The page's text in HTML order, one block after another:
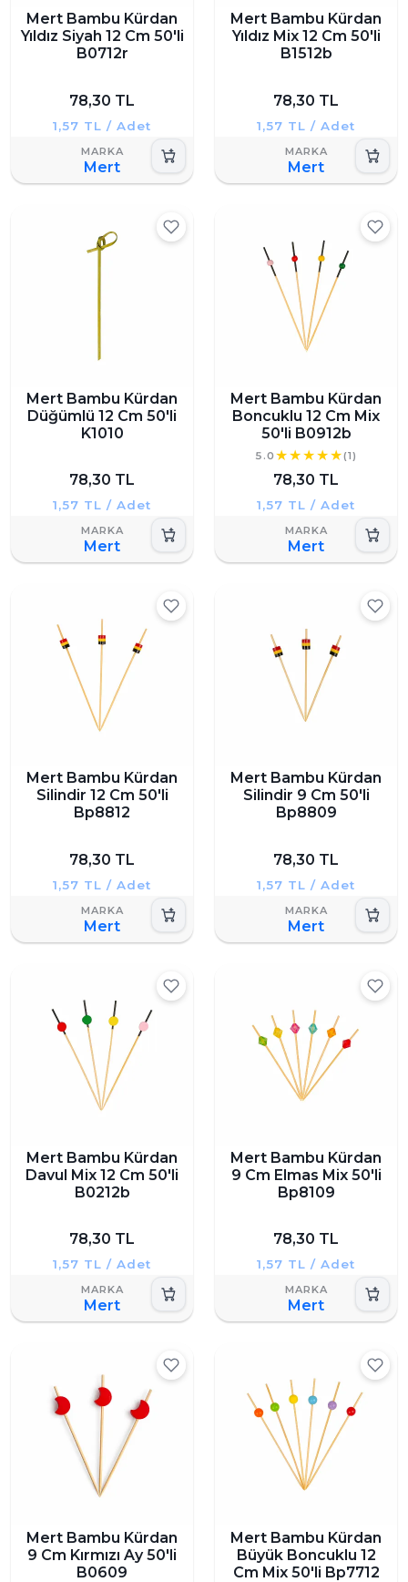
Mert Bambu Kürdan
Yıldız Siyah 12 Cm 50'li
B0712r
78,30 TL
1,57 TL / Adet
Mert
Mert Bambu Kürdan
Yıldız Mix 12 Cm 50'li
B1512b
78,30 TL
1,57 TL / Adet
Mert
Mert Bambu Kürdan
Düğümlü 12 Cm 50'li
K1010
78,30 TL
1,57 TL / Adet
Mert
Mert Bambu Kürdan
Boncuklu 12 Cm Mix
50'li B0912b
5.0 (1)
78,30 TL
1,57 TL / Adet
Mert
Mert Bambu Kürdan
Silindir 12 Cm 50'li
Bp8812
78,30 TL
1,57 TL / Adet
Mert
Mert Bambu Kürdan
Silindir 9 Cm 50'li
Bp8809
78,30 TL
1,57 TL / Adet
Mert
Mert Bambu Kürdan
Davul Mix 12 Cm 50'li
B0212b
78,30 TL
1,57 TL / Adet
Mert
Mert Bambu Kürdan
9 Cm Elmas Mix 50'li
Bp8109
78,30 TL
1,57 TL / Adet
Mert
Mert Bambu Kürdan
9 Cm Kırmızı Ay 50'li
B0609
Mert Bambu Kürdan
Büyük Boncuklu 12
Cm Mix 50'li Bp7712